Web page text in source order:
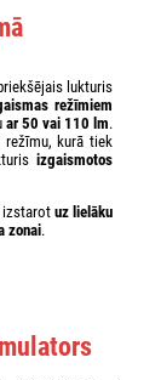
lukturis
režīmiem
ar 50 vai 110 lm.
kurā tiek
izgaismotos
uz lielāku
zonai.